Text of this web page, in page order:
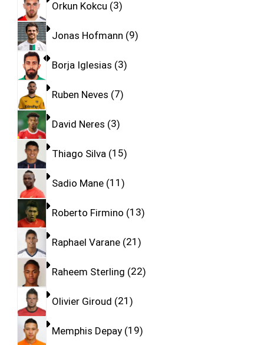
Orkun Kokcu 3
Jonas Hofmann 9
Borja Iglesias 3
Ruben Neves 7
David Neres 3
Thiago Silva 15
Sadio Mane 11
Roberto Firmino 13
Raphael Varane 21
Raheem Sterling 22
Olivier Giroud 21
Memphis Depay 19